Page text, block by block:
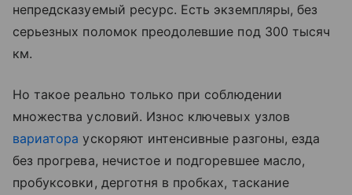
непредсказуемый ресурс. Есть экземпляры, без
серьезных поломок преодолевшие под 300 тысяч
км.
Но такое реально только при соблюдении
множества условий. Износ ключевых узлов
вариатора ускоряют интенсивные разгоны, езда
без прогрева, нечистое и подгоревшее масло,
пробуксовки, дерготня в пробках, таскание